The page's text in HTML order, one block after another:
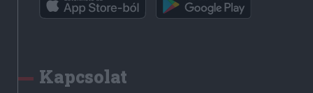
Kapcsolat